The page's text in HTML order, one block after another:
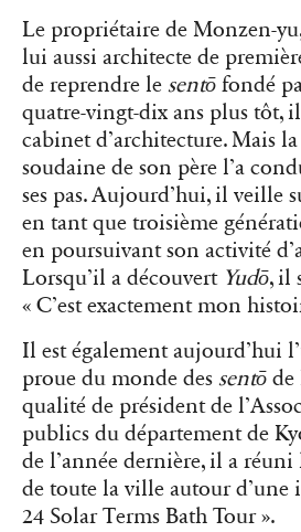
Le propriétaire de Monzen-
lui aussi architecte de
de reprendre le sentō fondé
quatre-vingt-dix ans plus tôt,
cabinet d’architecture. Mais
soudaine de son père l’a
ses pas. Aujourd’hui, il veille
en tant que troisième
en poursuivant son activité
Lorsqu’il a découvert Yudō, il
« C’est exactement mon
Il est également aujourd’hui
proue du monde des sentō de
qualité de président de
publics du département de
de l’année dernière, il a
de toute la ville autour d’une
24 Solar Terms Bath Tour ».